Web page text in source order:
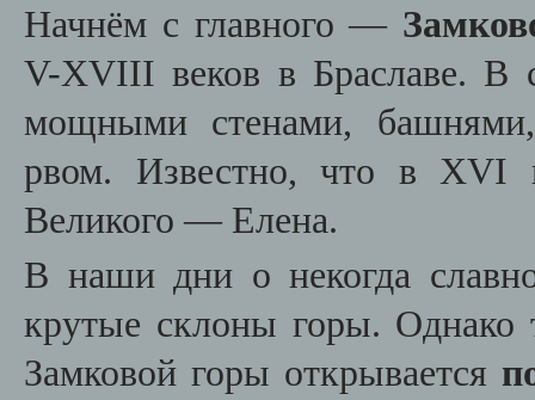
Начнём с главного —
V-XVIII веков в Браславе. В
мощными стенами,
рвом. Известно, что в XVI
Великого — Елена.
В наши дни о некогда
крутые склоны горы. Однако
Замковой горы открывается